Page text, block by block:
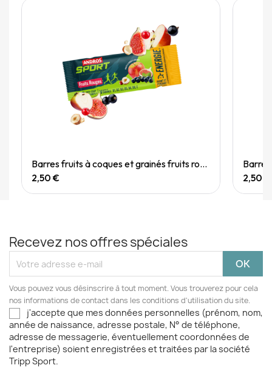
Quick View
Barres fruits à coques et grainés fruits rouges 40g
2,50 €
2,50 €
Recevez nos offres spéciales
Vous pouvez vous désinscrire à tout moment. Vous trouverez pour cela
nos informations de contact dans les conditions d'utilisation du site.
j'accepte que mes données personnelles (prénom, nom,
année de naissance, adresse postale, N° de téléphone,
adresse de messagerie, éventuellement coordonnées de
l'entreprise) soient enregistrées et traitées par la société
Tripp Sport.